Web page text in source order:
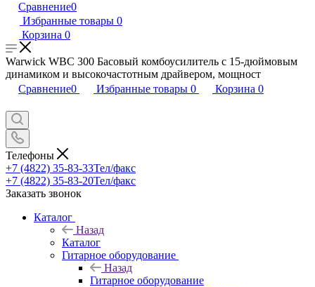
Сравнение0
Избранные товары 0
Корзина 0
Warwick WBC 300 Басовый комбоусилитель с 15-дюймовым
динамиком и высокочастотным драйвером, мощност
Сравнение0 Избранные товары 0 Корзина 0
Телефоны
+7 (4822) 35-83-33Тел/факс
+7 (4822) 35-83-20Тел/факс
Заказать звонок
Каталог
Назад
Каталог
Гитарное оборудование
Назад
Гитарное оборудование